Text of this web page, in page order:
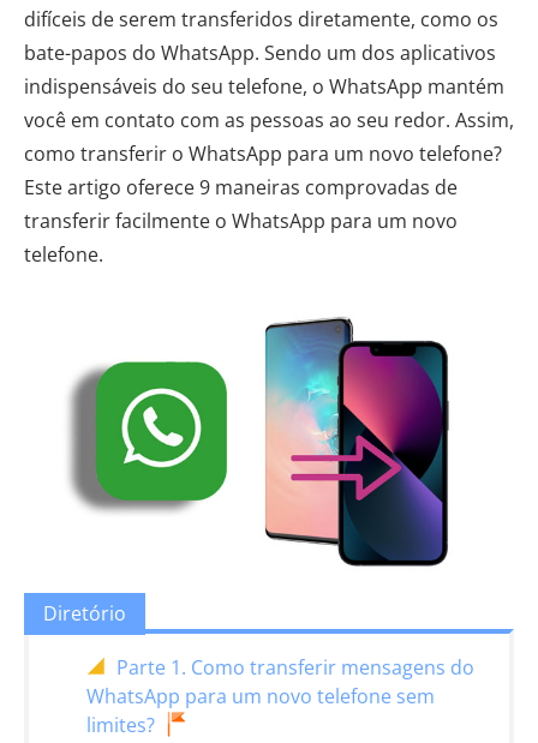
difíceis de serem transferidos diretamente, como os
bate-papos do WhatsApp. Sendo um dos aplicativos
indispensáveis ​​do seu telefone, o WhatsApp mantém
você em contato com as pessoas ao seu redor. Assim,
como transferir o WhatsApp para um novo telefone?
Este artigo oferece 9 maneiras comprovadas de
transferir facilmente o WhatsApp para um novo
telefone.
Diretório
Parte 1. Como transferir mensagens do
WhatsApp para um novo telefone sem
limites?